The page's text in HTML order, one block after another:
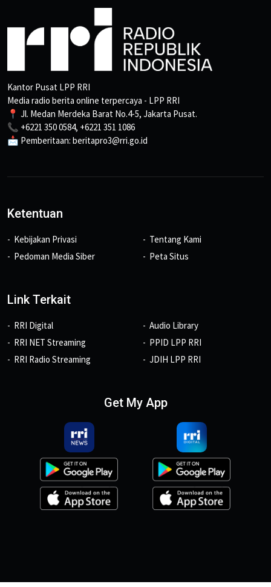
Kantor Pusat LPP RRI
Media radio berita online terpercaya - LPP RRI
📍 Jl. Medan Merdeka Barat No.4-5, Jakarta Pusat.
📞 +6221 350 0584, +6221 351 1086
📩 Pemberitaan: beritapro3@rri.go.id
Ketentuan
Kebijakan Privasi
Pedoman Media Siber
Tentang Kami
Peta Situs
Link Terkait
RRI Digital
RRI NET Streaming
RRI Radio Streaming
Audio Library
PPID LPP RRI
JDIH LPP RRI
Get My App